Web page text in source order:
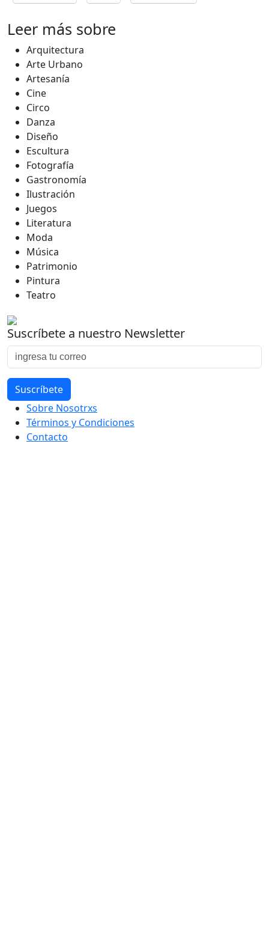
Leer más sobre
Arquitectura
Arte Urbano
Artesanía
Cine
Circo
Danza
Diseño
Escultura
Fotografía
Gastronomía
Ilustración
Juegos
Literatura
Moda
Música
Patrimonio
Pintura
Teatro
Suscríbete a nuestro Newsletter
Sobre Nosotrxs
Términos y Condiciones
Contacto